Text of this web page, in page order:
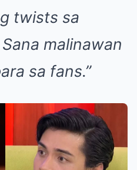
twists sa
malinawan
sa fans.”